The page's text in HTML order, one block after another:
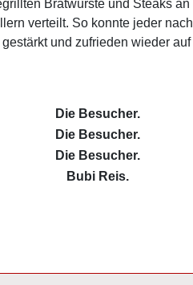
Bratwürste und Steaks an
verteilt. So konnte jeder nach
und zufrieden wieder auf
Die Besucher.
Die Besucher.
Die Besucher.
Bubi Reis.